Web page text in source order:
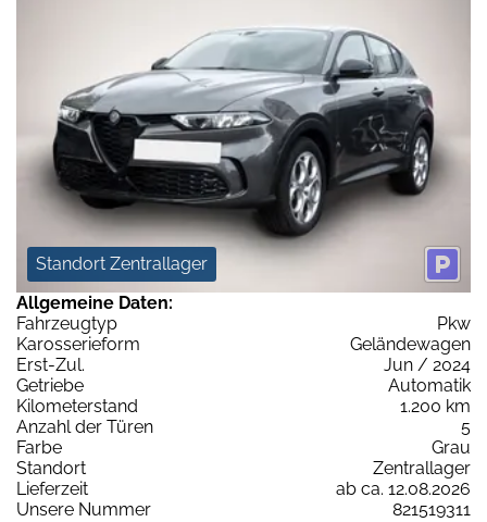
Standort Zentrallager
Allgemeine Daten:
Fahrzeugtyp
Pkw
Karosserieform
Geländewagen
Erst-Zul.
Jun / 2024
Getriebe
Automatik
Kilometerstand
1.200 km
Anzahl der Türen
5
Farbe
Grau
Standort
Zentrallager
Lieferzeit
ab ca. 12.08.2026
Unsere Nummer
821519311